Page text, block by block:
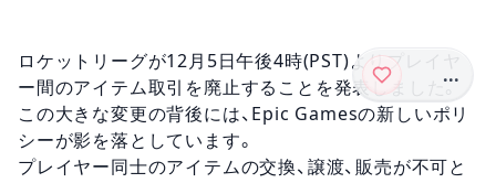
...
ロケットリーグが12月5日午後4時(PST)よりプレイヤ
ー間のアイテム取引を廃止することを発表しました。
この大きな変更の背後には、Epic Gamesの新しいポリ
シーが影を落としています。
プレイヤー同士のアイテムの交換、譲渡、販売が不可と